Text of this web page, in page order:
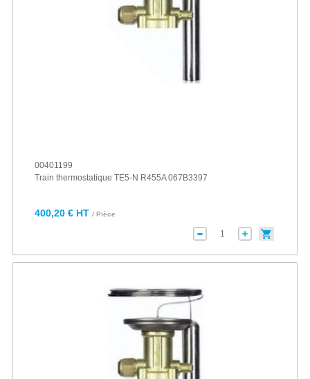
00401199
Train thermostatique TE5-N R455A 067B3397
400,20 € HT / Pièce